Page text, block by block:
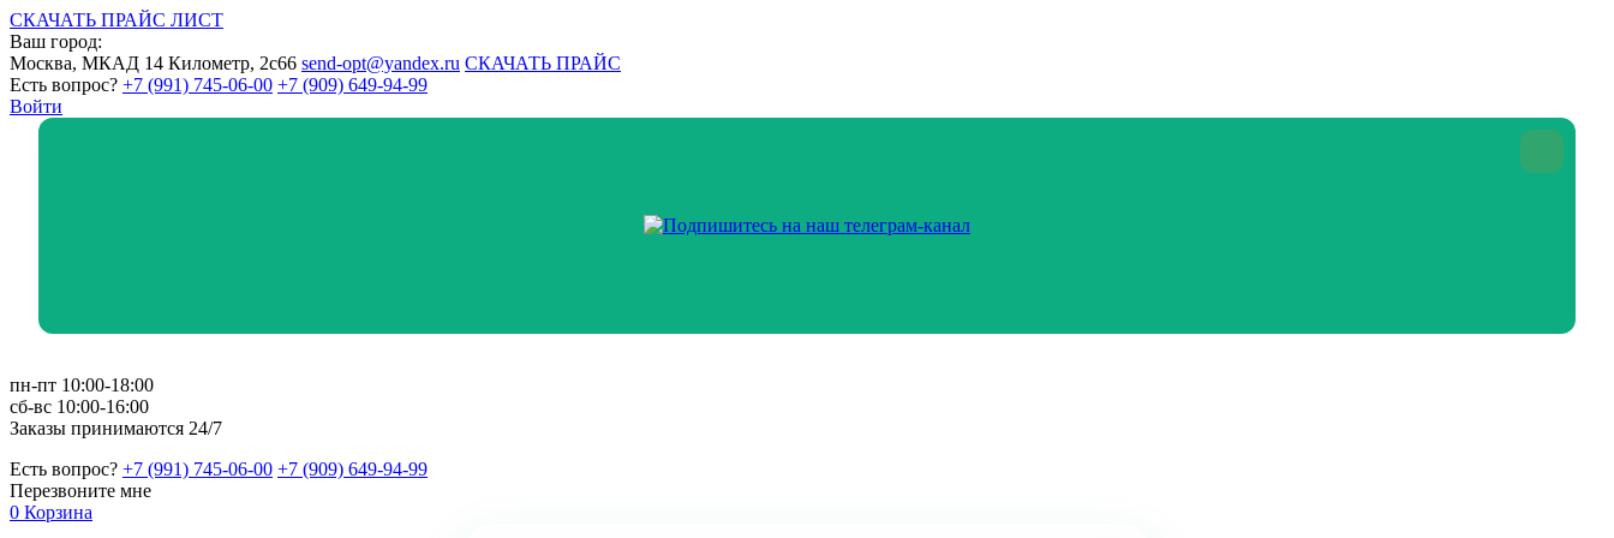
СКАЧАТЬ ПРАЙС ЛИСТ
Ваш город:
Москва, МКАД 14 Километр, 2с66 send-opt@yandex.ru СКАЧАТЬ ПРАЙС
Есть вопрос? +7 (991) 745-06-00 +7 (909) 649-94-99
Войти
пн-пт 10:00-18:00
сб-вс 10:00-16:00
Заказы принимаются 24/7
Есть вопрос? +7 (991) 745-06-00 +7 (909) 649-94-99
Перезвоните мне
0 Корзина